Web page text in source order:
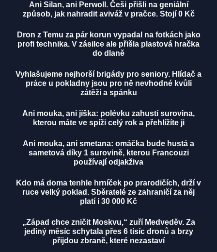
Ani Silan, ani Perwoll. Češi přišli na geniální
způsob, jak nahradit aviváž v pračce. Stojí 0 Kč
Dron z Temu za pár korun vypadal na fotkách jako
profi technika. V zásilce ale přišla plastová hračka
do dlaně
Vyhlašujeme nejhorší brigády pro seniory. Hlídač a
práce u pokladny jsou pro ně nevhodné kvůli
zátěži a spánku
Ani mouka, ani jíška: polévku zahustí surovina,
kterou máte ve spíži celý rok a přehlížíte ji
Ani mouka, ani smetana: omáčka bude hustá a
sametová díky 1 surovině, kterou Francouzi
používají odjakživa
Kdo má doma tenhle hrníček po prarodičích, drží v
ruce velký poklad. Sběratelé ze zahraničí za něj
platí i 30 000 Kč
„Západ chce zničit Moskvu,“ zuří Medveděv. Za
jediný měsíc schytala přes 6 tisíc dronů a brzy
přijdou zbraně, které nezastaví